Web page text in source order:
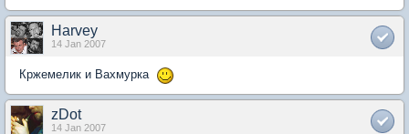
Harvey
14 Jan 2007
Кржемелик и Вахмурка
zDot
14 Jan 2007